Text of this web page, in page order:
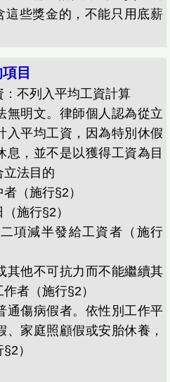
這些獎金的，不能只用底薪
目
不列入平均工資計算
無明文。律師個人認為從立
入平均工資，因為特別休假
息，並不是以獲得工資為目
立法目的
（施行§2）
施行§2）
項減半發給工資者（施行
其他不可抗力而不能繼續其
者（施行§2）
通傷病假者。依性別工作平
、家庭照顧假或安胎休養，
）